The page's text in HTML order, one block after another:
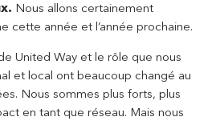
Nous allons certainement
cette année et l’année prochaine.
United Way et le rôle que nous
et local ont beaucoup changé au
Nous sommes plus forts, plus
en tant que réseau. Mais nous